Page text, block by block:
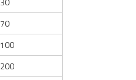
70
100
200